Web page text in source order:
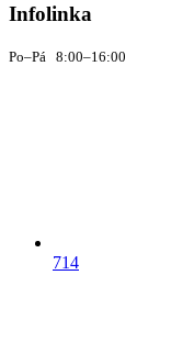
Infolinka
Po–Pá 8:00–16:00
714